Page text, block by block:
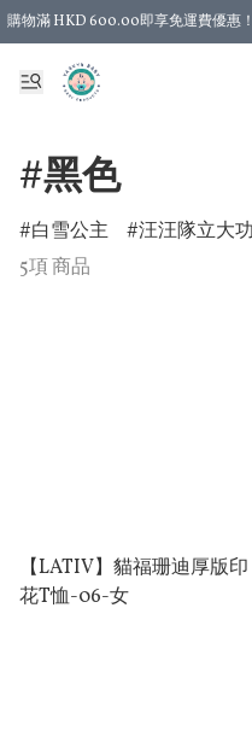
購物滿 HKD 600.00即享免運費優惠
#黑色
白雪公主 汪汪隊立大功
5項 商品
【LATIV】貓福珊迪厚版印
花T恤-06-⼥